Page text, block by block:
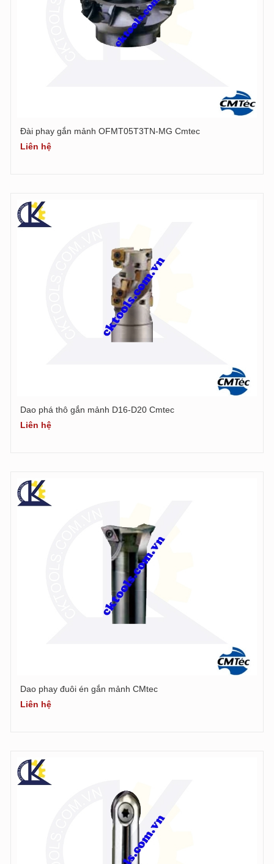
Đài phay gắn mảnh OFMT05T3TN-MG Cmtec
Liên hệ
Dao phá thô gắn mảnh D16-D20 Cmtec
Liên hệ
Dao phay đuôi én gắn mảnh CMtec
Liên hệ